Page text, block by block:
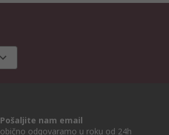
Pošaljite nam email
obično odgovaramo u roku od 24h